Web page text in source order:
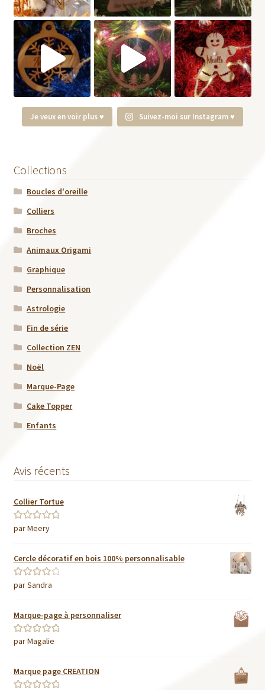
Je veux en voir plus ♥ Suivez-moi sur Instagram ♥
Collections
Boucles d'oreille
Colliers
Broches
Animaux Origami
Graphique
Personnalisation
Astrologie
Fin de série
Collection ZEN
Noël
Marque-Page
Cake Topper
Enfants
Avis récents
Collier Tortue
Note5sur 5
par Meery
Cercle décoratif en bois 100% personnalisable
Note4sur
par Sandra
Marque-page à personnaliser
Note5sur 5
par Magalie
Marque page CREATION